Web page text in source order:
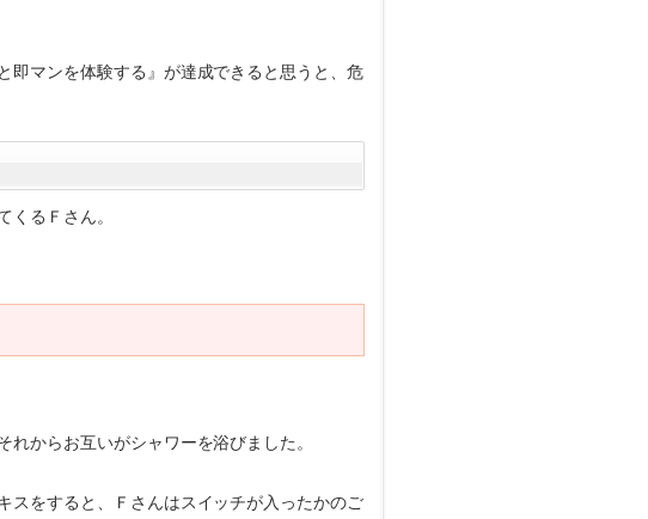
即マンを体験する』が達成できると思うと、危
くるＦさん。
からお互いがシャワーを浴びました。
スをすると、Ｆさんはスイッチが入ったかのご